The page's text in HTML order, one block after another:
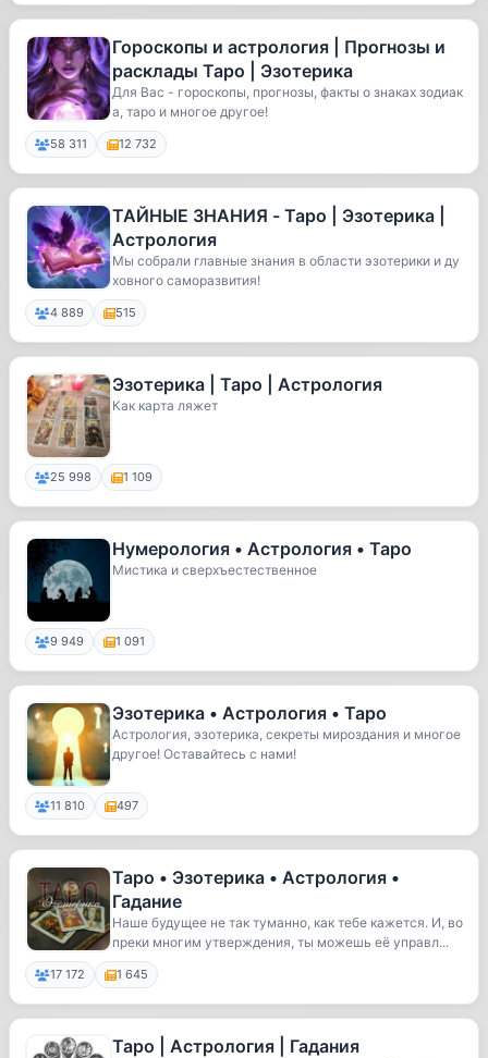
Гороскопы и астрология | Прогнозы и
расклады Таро | Эзотерика
Для Вас - гороскопы, прогнозы, факты о знаках зодиак
а, таро и многое другое!
58 311 12 732
ТАЙНЫЕ ЗНАНИЯ - Таро | Эзотерика |
Астрология
Мы собрали главные знания в области эзотерики и ду
ховного саморазвития!
4 889 515
Эзотерика | Таро | Астрология
Как карта ляжет
25 998 1 109
Нумерология • Астрология • Таро
Мистика и сверхъестественное
9 949 1 091
Эзотерика • Астрология • Таро
Астрология, эзотерика, секреты мироздания и многое
другое! Оставайтесь с нами!
11 810 497
Таро • Эзотерика • Астрология •
Гадание
Наше будущее не так туманно, как тебе кажется. И, во
преки многим утверждения, ты можешь её управл...
17 172 1 645
Таро | Астрология | Гадания